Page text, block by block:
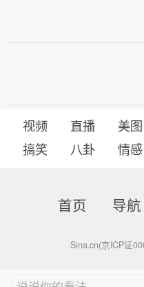
视频 直播 美图
搞笑
八卦 情感
首页 导航
Sina.cn(京ICP证